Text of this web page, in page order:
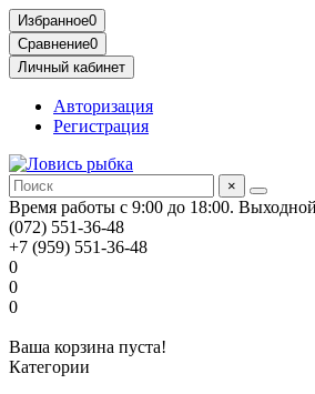
Избранное0
Сравнение0
Личный кабинет
Авторизация
Регистрация
×
Время работы с 9:00 до 18:00.
(072) 551-36-48
+7 (959) 551-36-48
0
0
0
Ваша корзина пуста!
Категории